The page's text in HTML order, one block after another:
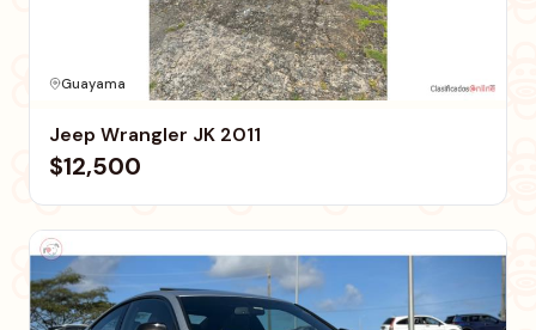
Guayama
Jeep Wrangler JK 2011
$12,500